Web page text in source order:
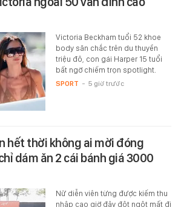
Victoria Beckham tuổi 52 khoe
body săn chắc trên du thuyền
triệu đô, con gái Harper 15 tuổi
bất ngờ chiếm trọn spotlight.
SPORT - 5 giờ trước
hết thời không ai mời đóng
dám ăn 2 cái bánh giá 3000
Nữ diễn viên từng được kiếm thu
nhập cao giờ đây đột ngột mất đi